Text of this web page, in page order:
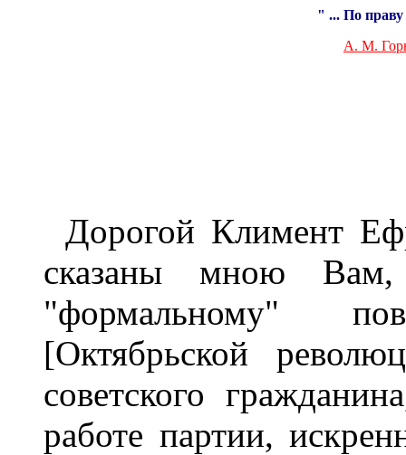
" ... По праву
А. М.
Дорогой Климент
сказаны мною
"формальному"
[Октябрьской
советского
работе партии,